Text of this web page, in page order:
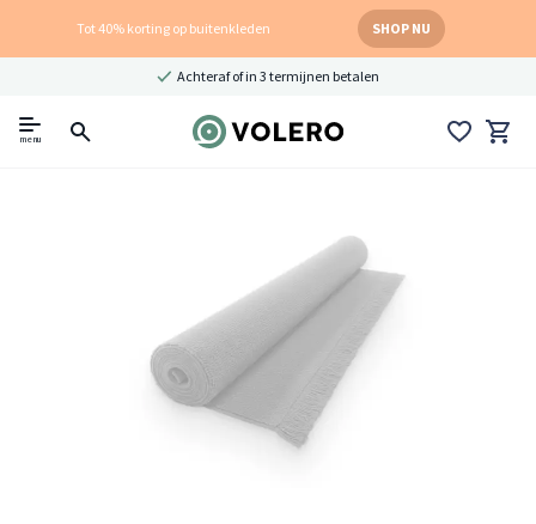
Tot 40% korting op buitenkleden SHOP NU
Achteraf of in 3 termijnen betalen
menu